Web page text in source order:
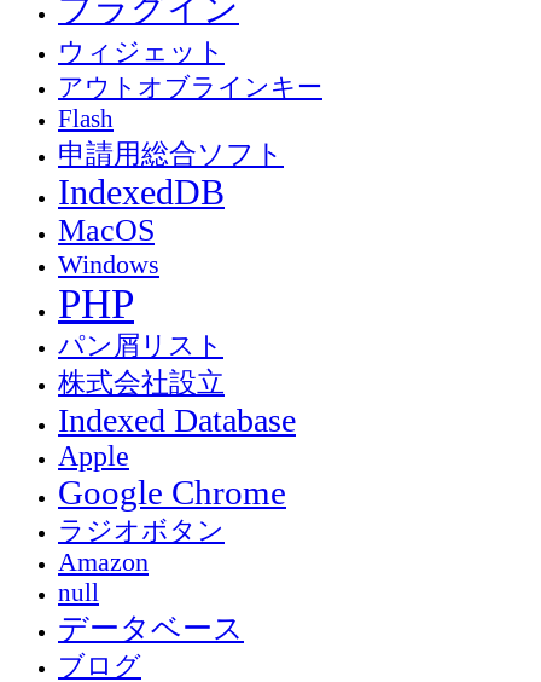
プラグイン
ウィジェット
アウトオブラインキー
Flash
申請用総合ソフト
IndexedDB
MacOS
Windows
PHP
パン屑リスト
株式会社設立
Indexed Database
Apple
Google Chrome
ラジオボタン
Amazon
null
データベース
ブログ